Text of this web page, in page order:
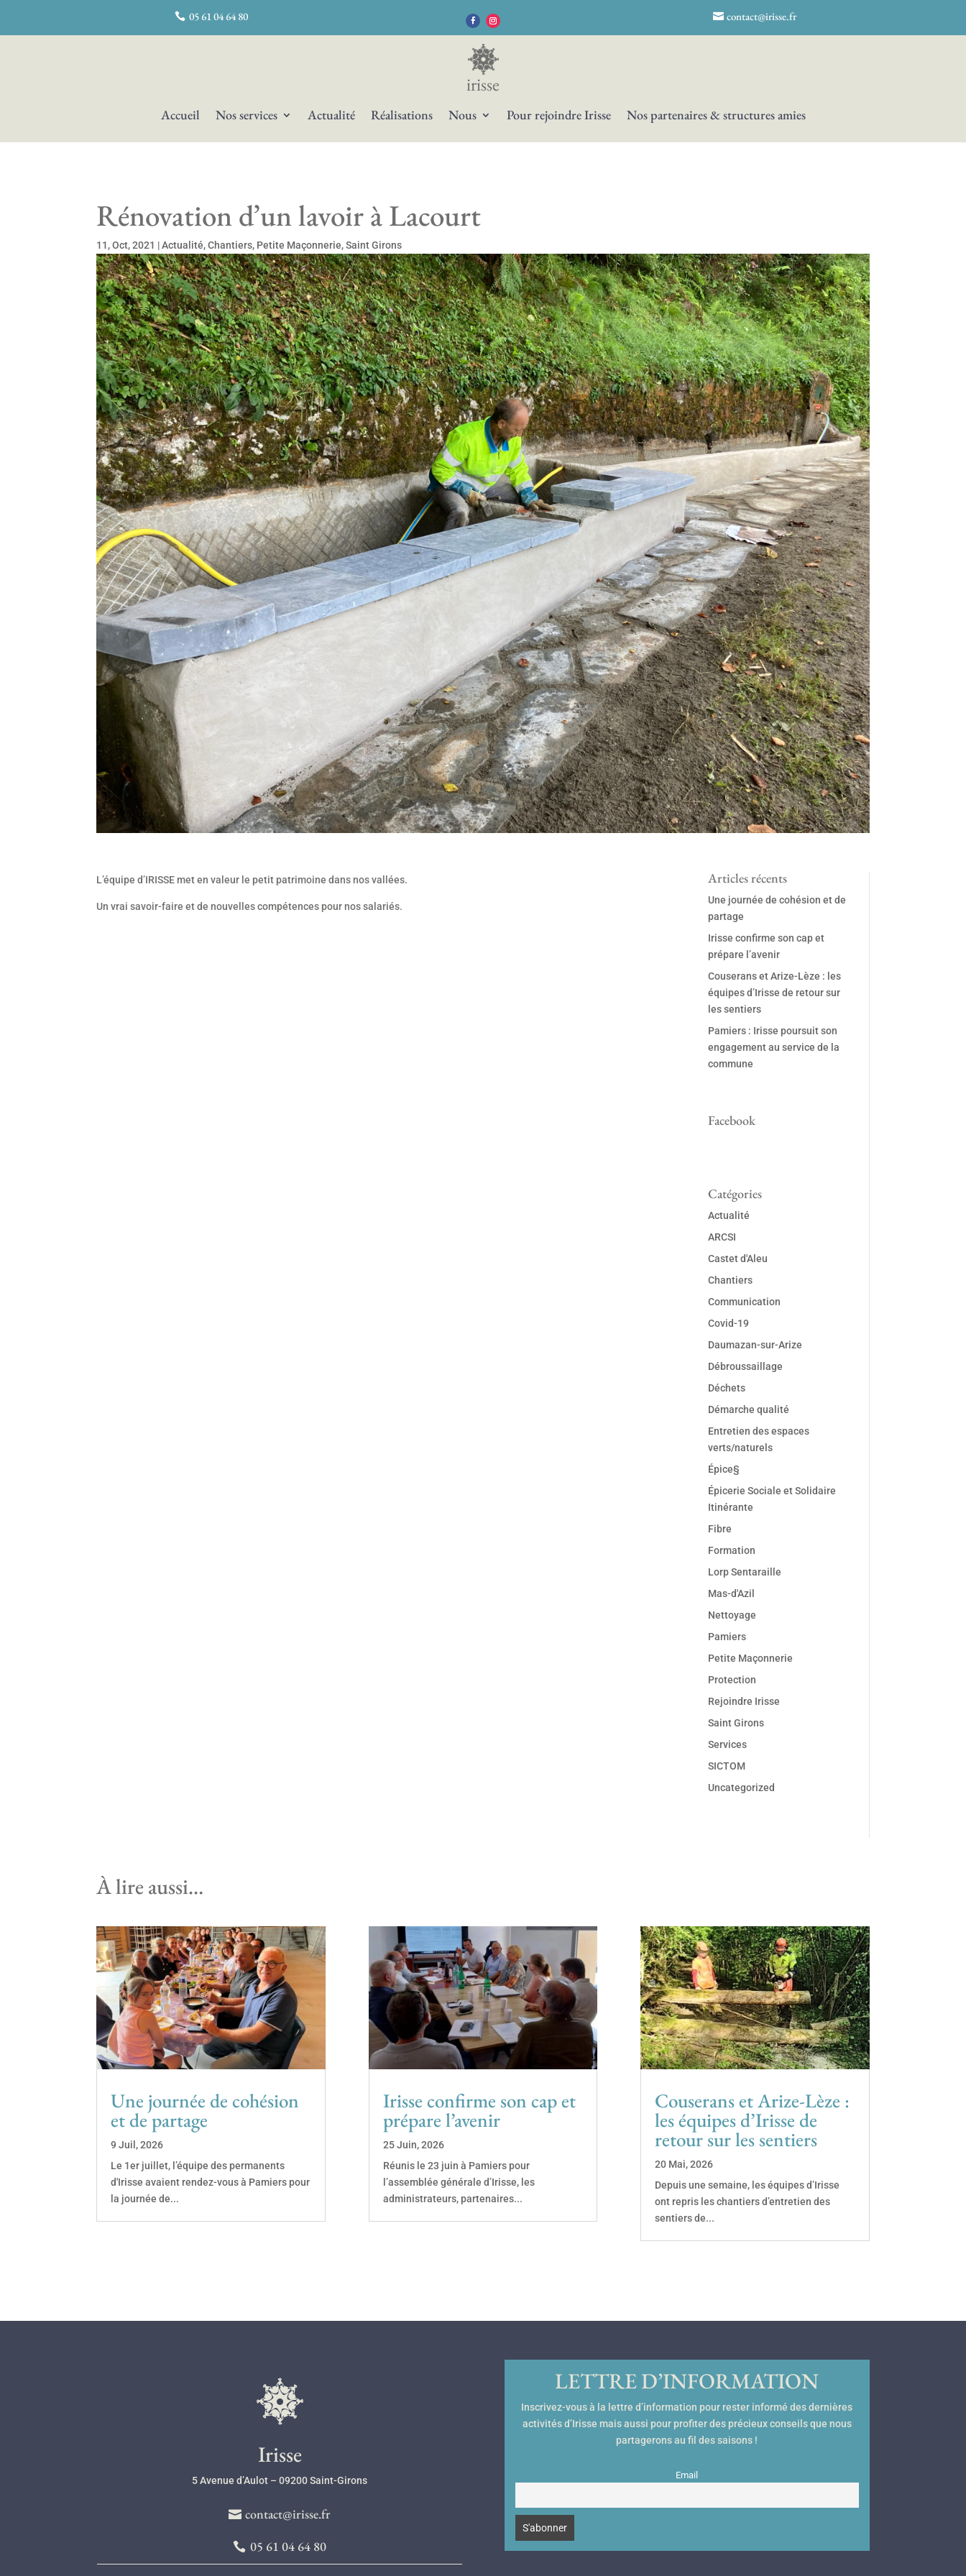
05 61 04 64 80 contact@irisse.fr
irisse
Accueil Nos services Actualité Réalisations Nous Pour rejoindre Irisse Nos partenaires & structures amies
Rénovation d’un lavoir à Lacourt
11, Oct, 2021 |Actualité,Chantiers, Petite Maçonnerie,Saint Girons
L’équipe d’IRISSE met en valeur le petit patrimoine dans nos vallées.
Un vrai savoir-faire et de nouvelles compétences pour nos salariés.
Articles récents
Une journée de cohésion et de
partage
Irisse confirme son cap et
prépare l’avenir
Couserans et Arize-Lèze : les
équipes d’Irisse de retour sur
les sentiers
Pamiers : Irisse poursuit son
engagement au service de la
commune
Facebook
Catégories
Actualité
ARCSI
Castet d'Aleu
Chantiers
Communication
Covid-19
Daumazan-sur-Arize
Débroussaillage
Déchets
Démarche qualité
Entretien des espaces
verts/naturels
Épice§
Épicerie Sociale et Solidaire
Itinérante
Fibre
Formation
Lorp Sentaraille
Mas-d'Azil
Nettoyage
Pamiers
Petite Maçonnerie
Protection
Rejoindre Irisse
Saint Girons
Services
SICTOM
Uncategorized
À lire aussi…
Une journée de cohésion
et de partage
9 Juil, 2026
Le 1er juillet, l’équipe des permanents
d'Irisse avaient rendez-vous à Pamiers pour
la journée de...
Irisse confirme son cap et
prépare l’avenir
25 Juin, 2026
Réunis le 23 juin à Pamiers pour
l’assemblée générale d’Irisse, les
administrateurs, partenaires...
Couserans et Arize-Lèze :
les équipes d’Irisse de
retour sur les sentiers
20 Mai, 2026
Depuis une semaine, les équipes d’Irisse
ont repris les chantiers d’entretien des
sentiers de...
l
Irisse
5 Avenue d’Aulot – 09200 Saint-Girons
contact@irisse.fr
05 61 04 64 80
LETTRE D’INFORMATION
Inscrivez-vous à la lettre d’information pour rester informé des dernières
activités d’Irisse mais aussi pour profiter des précieux conseils que nous
partagerons au fil des saisons !
Email